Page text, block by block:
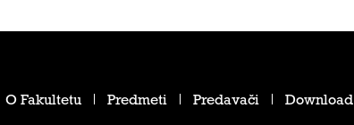
O Fakultetu Predmeti Predavači Download